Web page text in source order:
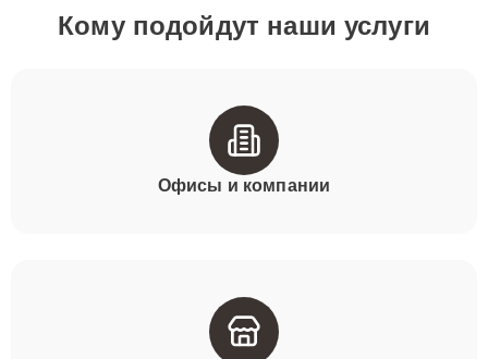
Кому подойдут наши услуги
Офисы и компании